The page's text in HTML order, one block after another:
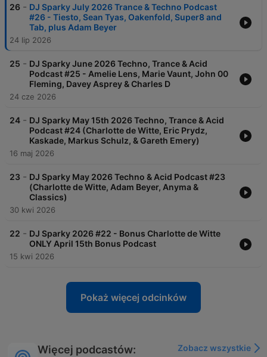
26 - DJ Sparky July 2026 Trance & Techno Podcast
#26 - Tiesto, Sean Tyas, Oakenfold, Super8 and
Tab, plus Adam Beyer
24 lip 2026
25 - DJ Sparky June 2026 Techno, Trance & Acid
Podcast #25 - Amelie Lens, Marie Vaunt, John 00
Fleming, Davey Asprey & Charles D
24 cze 2026
24 - DJ Sparky May 15th 2026 Techno, Trance & Acid
Podcast #24 (Charlotte de Witte, Eric Prydz,
Kaskade, Markus Schulz, & Gareth Emery)
16 maj 2026
23 - DJ Sparky May 2026 Techno & Acid Podcast #23
(Charlotte de Witte, Adam Beyer, Anyma &
Classics)
30 kwi 2026
22 - DJ Sparky 2026 #22 - Bonus Charlotte de Witte
ONLY April 15th Bonus Podcast
15 kwi 2026
Pokaż więcej odcinków
Więcej podcastów:
Zobacz wszystkie